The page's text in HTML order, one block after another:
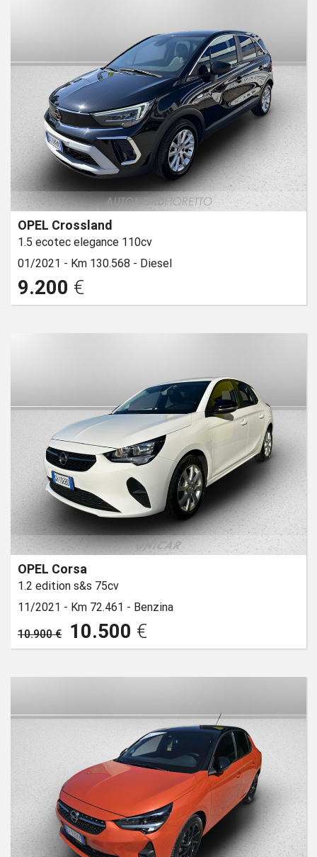
OPEL Crossland
1.5 ecotec elegance 110cv
01/2021 - Km 130.568 - Diesel
9.200 €
OPEL Corsa
1.2 edition s&s 75cv
11/2021 - Km 72.461 - Benzina
10.900 €
10.500 €